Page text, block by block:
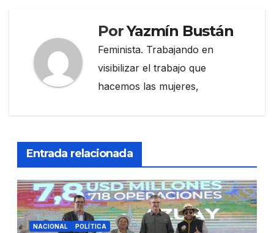
PorYazmín Bustán
Feminista. Trabajando en
visibilizar el trabajo que
hacemos las mujeres,
Entrada relacionada
NACIONAL POLÍTICA